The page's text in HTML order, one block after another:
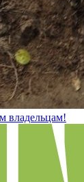
владельцам!